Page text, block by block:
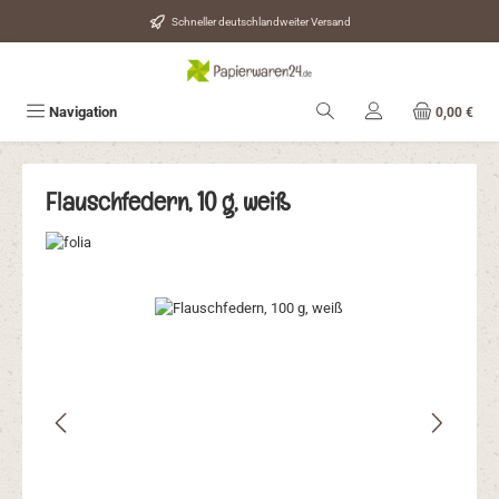
Zum Hauptinhalt springen Schneller deutschlandweiter Versand
Navigation 0,00 €
Flauschfedern, 10 g, weiß
Bildergalerie überspringen